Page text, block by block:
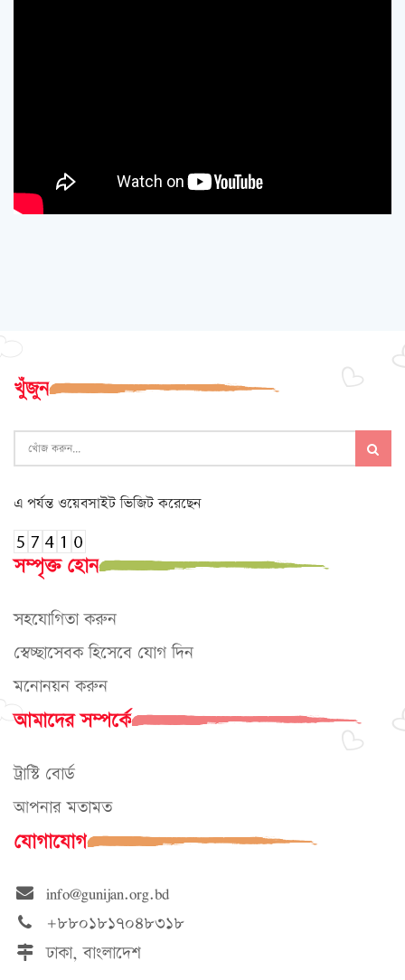
খুঁজুন
এ পর্যন্ত ওয়েবসাইট ভিজিট করেছেন
সম্পৃক্ত হোন
সহযোগিতা করুন
স্বেচ্ছাসেবক হিসেবে যোগ দিন
মনোনয়ন করুন
আমাদের সম্পর্কে
ট্রাস্টি বোর্ড
আপনার মতামত
যোগাযোগ
info@gunijan.org.bd
+৮৮০১৮১৭০৪৮৩১৮
ঢাকা, বাংলাদেশ